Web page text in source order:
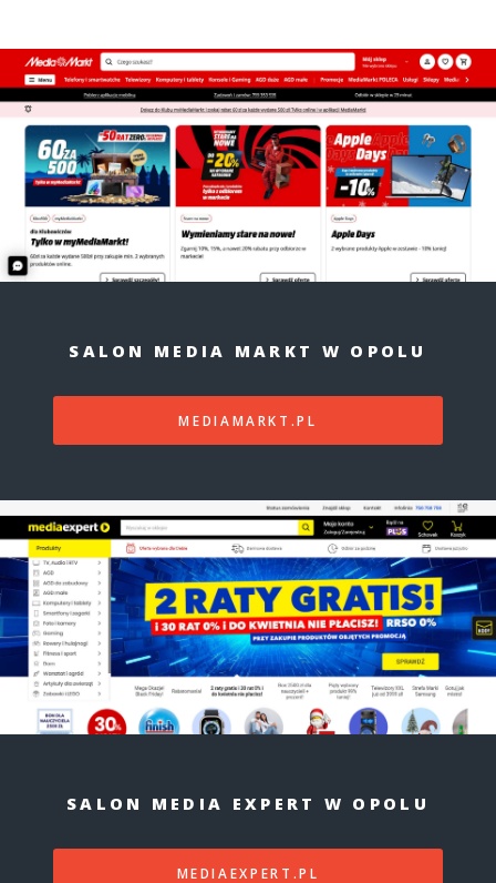
SALON MEDIA MARKT W OPOLU
MEDIAMARKT.PL
SALON MEDIA EXPERT W OPOLU
MEDIAEXPERT.PL